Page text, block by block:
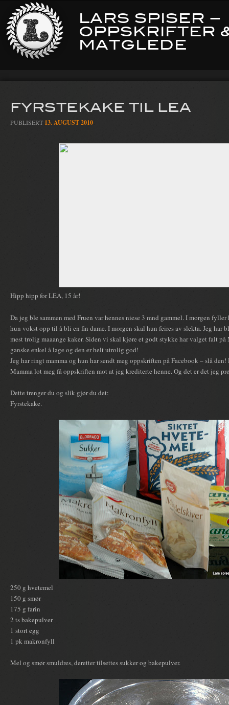
LARS SPISER –
OPPSKRIFTER
MATGLEDE
FYRSTEKAKE TIL LEA
PUBLISERT 13. AUGUST 2010
Hipp hipp for LEA, 15 år!
Da jeg ble sammen med Fruen var hennes niese 3 mnd gammel. I morgen fyller
hun vokst opp til å bli en fin dame. I morgen skal hun feires av slekta. Jeg har
mest trolig maaange kaker. Siden vi skal kjøre et godt stykke har valget falt på
ganske enkel å lage og den er helt utrolig god!
Jeg har ringt mamma og hun har sendt meg oppskriften på Facebook – slå
Mamma lot meg få oppskriften mot at jeg krediterte henne. Og det er det jeg
Dette trenger du og slik gjør du det:
Fyrstekake.
250 g hvetemel
150 g smør
175 g farin
2 ts bakepulver
1 stort egg
1 pk makronfyll
Mel og smør smuldres, deretter tilsettes sukker og bakepulver.